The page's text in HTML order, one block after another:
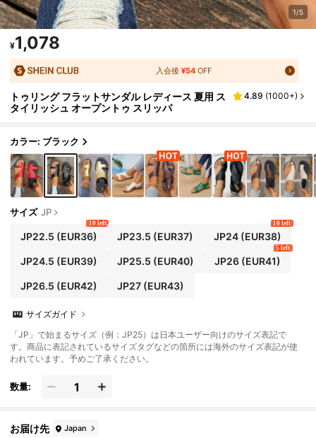
1/5
¥1,078
入会後¥54 OFF
トゥリング フラットサンダル レディース 夏用 ス
タイリッシュ オープントゥ スリッパ
4.89 (1000+)
カラー: ブラック
サイズ JP
JP22.5 (EUR36)
10 left
JP23.5 (EUR37) JP24(EUR38)
10 left
JP24.5 (EUR39) JP25.5 (EUR40) JP26(EUR41)
5 left
JP26.5 (EUR42) JP27 (EUR43)
サイズガイド
「JP」で始まるサイズ（例：JP25）は日本ユーザー向けのサイズ表記で
す。商品に表記されているサイズタグなどの箇所には海外のサイズ表記が使
われています。予めご了承ください。
数量:
お届け先 Japan